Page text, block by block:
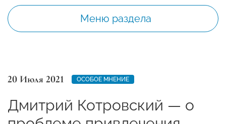
Меню раздела
20 Июля 2021 ОСОБОЕ МНЕНИЕ
Дмитрий Котровский — о